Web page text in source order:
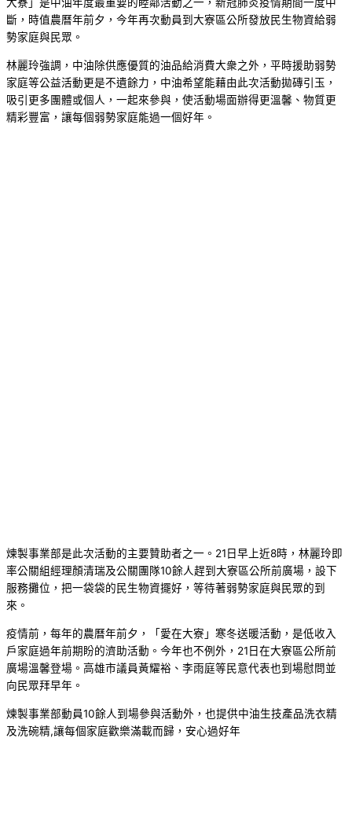
大寮」是中油年度最重要的睦鄰活動之一，新冠肺炎疫情期間一度中
斷，時值農曆年前夕，今年再次動員到大寮區公所發放民生物資給弱
勢家庭與民眾。
林麗玲強調，中油除供應優質的油品給消費大衆之外，平時援助弱勢
家庭等公益活動更是不遺餘力，中油希望能藉由此次活動拋磚引玉，
吸引更多團體或個人，一起來參與，使活動場面辦得更溫馨、物質更
精彩豐富，讓每個弱勢家庭能過一個好年。
煉製事業部是此次活動的主要贊助者之一。21日早上近8時，林麗玲即
率公關組經理顏清瑞及公關團隊10餘人趕到大寮區公所前廣場，設下
服務攤位，把一袋袋的民生物資擺好，等待著弱勢家庭與民眾的到
來。
疫情前，每年的農曆年前夕，「愛在大寮」寒冬送暖活動，是低收入
戶家庭過年前期盼的濟助活動。今年也不例外，21日在大寮區公所前
廣場溫馨登場。高雄市議員黃耀裕、李雨庭等民意代表也到場慰問並
向民眾拜早年。
煉製事業部動員10餘人到場參與活動外，也提供中油生技產品洗衣精
及洗碗精,讓每個家庭歡樂滿載而歸，安心過好年